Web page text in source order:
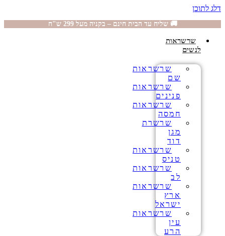
דלג לתוכן
🚚 שליח עד הבית חינם – בקניה מעל 299 ש"ח
שרשראות
לנשים
שרשראות
שם
שרשראות
פנינים
שרשראות
חמסה
שרשרת
מגן
דוד
שרשראות
טניס
שרשראות
לב
שרשראות
ארץ
ישראל
שרשראות
עין
הרע